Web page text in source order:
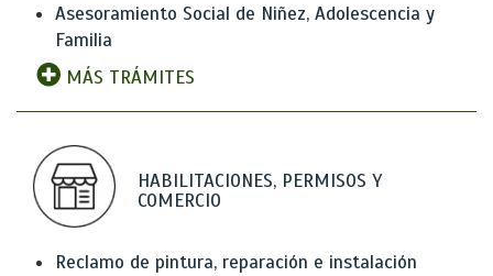
Asesoramiento Social de Niñez, Adolescencia y
Familia
MÁS TRÁMITES
HABILITACIONES, PERMISOS Y
COMERCIO
Reclamo de pintura, reparación e instalación